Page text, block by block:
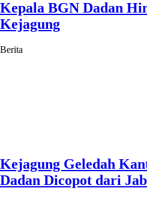
Kepala BGN Dadan
Kejagung
Berita
Kejagung Geledah
Dadan Dicopot dari